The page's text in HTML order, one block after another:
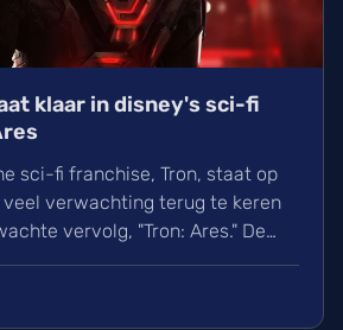
klaar in disney's sci-fi
sci-fi franchise, Tron, staat op
verwachting terug te keren
vervolg, "Tron: Ares." De
door Joachim Rønning van